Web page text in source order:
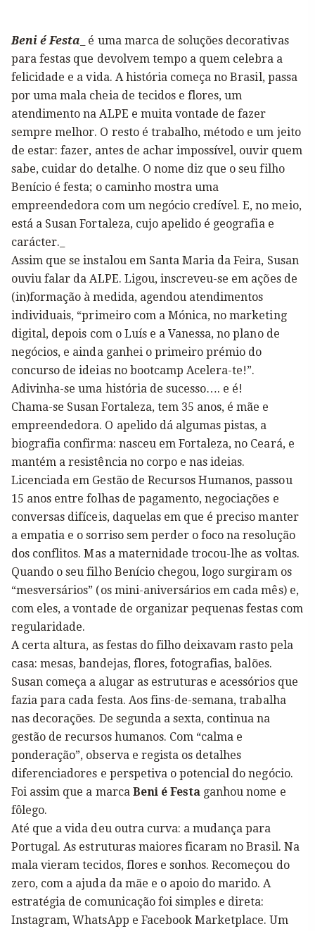
Beni é Festa _ é uma marca de soluções decorativas
para festas que devolvem tempo a quem celebra a
felicidade e a vida. A história começa no Brasil, passa
por uma mala cheia de tecidos e flores, um
atendimento na ALPE e muita vontade de fazer
sempre melhor. O resto é trabalho, método e um jeito
de estar: fazer, antes de achar impossível, ouvir quem
sabe, cuidar do detalhe. O nome diz que o seu filho
Benício é festa; o caminho mostra uma
empreendedora com um negócio credível. E, no meio,
está a Susan Fortaleza, cujo apelido é geografia e
carácter._
Assim que se instalou em Santa Maria da Feira, Susan
ouviu falar da ALPE. Ligou, inscreveu-se em ações de
(in)formação à medida, agendou atendimentos
individuais, “primeiro com a Mónica, no marketing
digital, depois com o Luís e a Vanessa, no plano de
negócios, e ainda ganhei o primeiro prémio do
concurso de ideias no bootcamp Acelera-te!”.
Adivinha-se uma história de sucesso…. e é!
Chama-se Susan Fortaleza, tem 35 anos, é mãe e
empreendedora. O apelido dá algumas pistas, a
biografia confirma: nasceu em Fortaleza, no Ceará, e
mantém a resistência no corpo e nas ideias.
Licenciada em Gestão de Recursos Humanos, passou
15 anos entre folhas de pagamento, negociações e
conversas difíceis, daquelas em que é preciso manter
a empatia e o sorriso sem perder o foco na resolução
dos conflitos. Mas a maternidade trocou-lhe as voltas.
Quando o seu filho Benício chegou, logo surgiram os
“mesversários” (os mini-aniversários em cada mês) e,
com eles, a vontade de organizar pequenas festas com
regularidade.
A certa altura, as festas do filho deixavam rasto pela
casa: mesas, bandejas, flores, fotografias, balões.
Susan começa a alugar as estruturas e acessórios que
fazia para cada festa. Aos fins-de-semana, trabalha
nas decorações. De segunda a sexta, continua na
gestão de recursos humanos. Com “calma e
ponderação”, observa e regista os detalhes
diferenciadores e perspetiva o potencial do negócio.
Foi assim que a marca Beni é Festa ganhou nome e
fôlego.
Até que a vida deu outra curva: a mudança para
Portugal. As estruturas maiores ficaram no Brasil. Na
mala vieram tecidos, flores e sonhos. Recomeçou do
zero, com a ajuda da mãe e o apoio do marido. A
estratégia de comunicação foi simples e direta:
Instagram, WhatsApp e Facebook Marketplace. Um